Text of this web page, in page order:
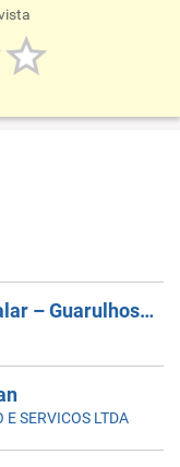
Nutricionista Hospitalar – Guarulhos/SP
SERVICOS LTDA